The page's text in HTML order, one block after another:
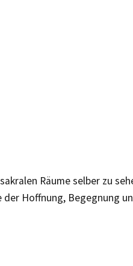
Räume selber zu
Hoffnung, Begegnung